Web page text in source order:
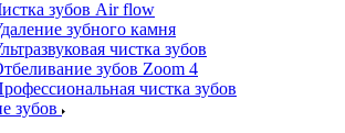
зубов Air flow
зубного камня
чистка зубов
зубов Zoom 4
чистка зубов
зубов